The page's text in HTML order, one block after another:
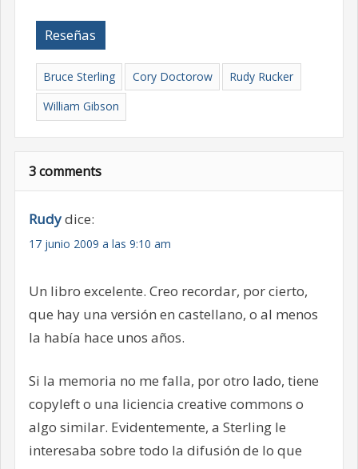
Reseñas
Bruce Sterling Cory Doctorow
Rudy Rucker
William Gibson
3 comments
Rudydice:
17 junio 2009 a las 9:10 am
Un libro excelente. Creo recordar, por cierto,
que hay una versión en castellano, o al menos
la había hace unos años.
Si la memoria no me falla, por otro lado, tiene
copyleft o una liciencia creative commons o
algo similar. Evidentemente, a Sterling le
interesaba sobre todo la difusión de lo que